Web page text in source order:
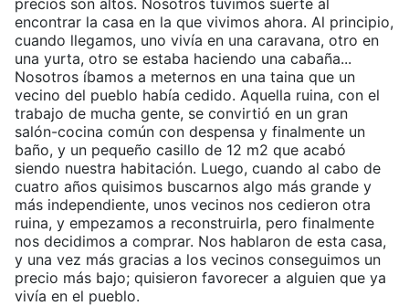
encontrar la casa en la que vivimos ahora. Al principio,
cuando llegamos, uno vivía en una caravana, otro en
una yurta, otro se estaba haciendo una cabaña...
Nosotros íbamos a meternos en una taina que un
vecino del pueblo había cedido. Aquella ruina, con el
trabajo de mucha gente, se convirtió en un gran
salón-cocina común con despensa y finalmente un
baño, y un pequeño casillo de 12 m2 que acabó
siendo nuestra habitación. Luego, cuando al cabo de
cuatro años quisimos buscarnos algo más grande y
más independiente, unos vecinos nos cedieron otra
ruina, y empezamos a reconstruirla, pero finalmente
nos decidimos a comprar. Nos hablaron de esta casa,
y una vez más gracias a los vecinos conseguimos un
precio más bajo; quisieron favorecer a alguien que ya
vivía en el pueblo.